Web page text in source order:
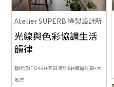
Atelier SUPERB 極製設計所
光線與色彩協調生活
韻律
藝術漆(TG46)+冬日漫步白+緬甸灰褐+大
地棕